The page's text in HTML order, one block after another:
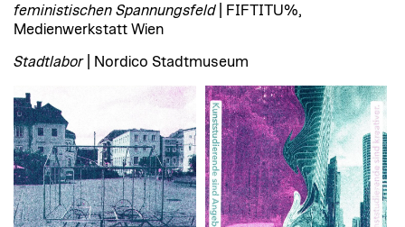
feministischen Spannungsfeld| FIFTITU%,
Medienwerkstatt Wien
Stadtlabor| Nordico Stadtmuseum